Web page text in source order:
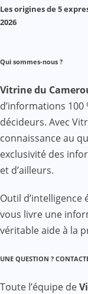
Les origines de 5
2026
Qui sommes-nous ?
Vitrine du
d’informations
décideurs. Avec
connaissance au
exclusivité des
et d’ailleurs.
Outil d’intelligence
vous livre une
véritable aide à la
UNE QUESTION ?
Toute l’équipe de